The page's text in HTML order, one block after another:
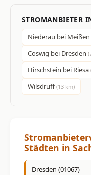
STROMANBIETER
Niederau bei Meißen
Coswig bei Dresden
Hirschstein bei Riesa
Wilsdruff(13 km)
Städten in
Dresden (01067)